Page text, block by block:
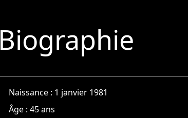
Biographie
Naissance : 1 janvier 1981
Âge :45 ans